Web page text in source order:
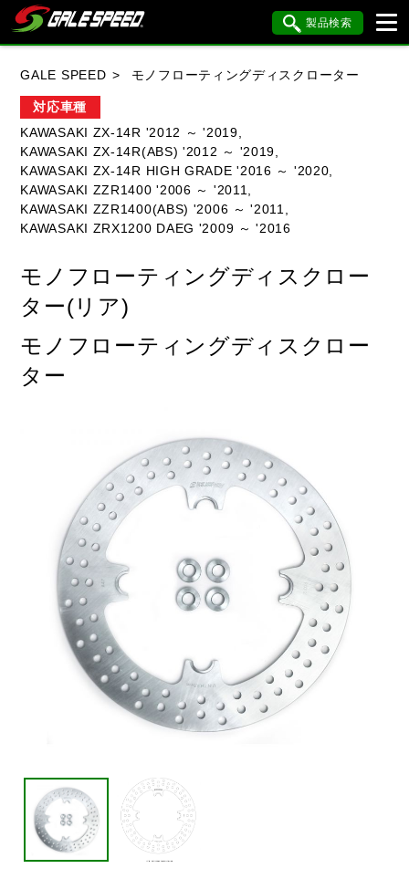
製品検索
HONDA YAMAHA SUZUKI
KAWASAKI BMW DUCATI
GALE SPEED モノフローティングディスクローター
対応車種
KAWASAKI ZX-14R '2012 ～ '2019,
KAWASAKI ZX-14R(ABS) '2012 ～ '2019,
KAWASAKI ZX-14R HIGH GRADE '2016 ～ '2020,
KAWASAKI ZZR1400 '2006 ～ '2011,
KAWASAKI ZZR1400(ABS) '2006 ～ '2011,
KAWASAKI ZRX1200 DAEG '2009 ～ '2016
モノフローティングディスクロー
ター(リア)
モノフローティングディスクロー
ター